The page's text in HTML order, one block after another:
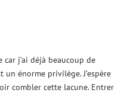
car j’ai déjà beaucoup de
énorme privilège. J’espère
combler cette lacune. Entrer